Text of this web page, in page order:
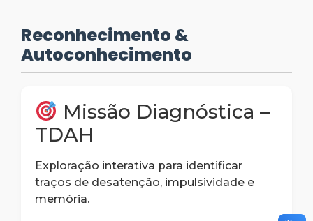
Reconhecimento &
Autoconhecimento
Missão Diagnóstica –
TDAH
Exploração interativa para identificar
traços de desatenção, impulsividade e
memória.